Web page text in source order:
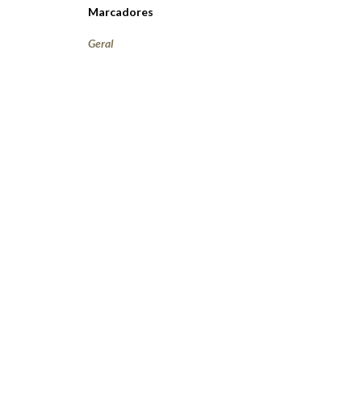
Marcadores
Geral